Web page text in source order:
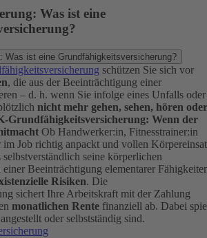
Was ist eine
Was ist eine Grundfähigkeitsversicherung?
schützen Sie sich vor
, die aus der Beeinträchtigung einer
– d. h. wenn Sie infolge eines Unfalls oder
nicht mehr gehen, sehen, hören oder
Grundfähigkeitsversicherung: Wenn der
Ob Handwerker:in, Fitnesstrainer:in
Job richtig anpackt und vollen
seine körperlichen
Beeinträchtigung elementarer
Risiken. Die
sichert Ihre Arbeitskraft mit der Zahlung
monatlichen Rente finanziell ab. Dabei
oder selbstständig sind.